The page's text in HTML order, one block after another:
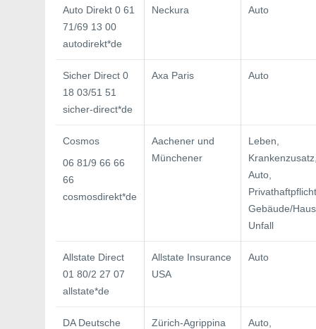
Auto Direkt 0 61
71/69 13 00
autodirekt*de
Neckura Auto
Sicher Direct 0
18 03/51 51
sicher-direct*de
Axa Paris Auto
Cosmos
06 81/9 66 66
66
cosmosdirekt*de
Aachener und
Münchener
Leben,
Auto,
Gebäude/
Unfall
Allstate Direct
01 80/2 27 07
allstate*de
Allstate Insurance
USA
Auto
DA Deutsche
Zürich-Agrippina
Auto,